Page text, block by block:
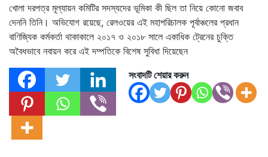
খোলা দরপত্র মূল্যায়ন কমিটির সদস্যদের ভূমিকা কী ছিল তা নিয়ে কোনো জবাব
দেননি তিনি। অভিযোগ রয়েছে, রেলওয়ের এই মহাপরিচালক পূর্বাঞ্চলের প্রধান
বাণিজ্যিক কর্মকর্তা থাকাকালে ২০১৭ ও ২০১৮ সালে একাধিক ট্রেনের চুক্তি
অবৈধভাবে নবায়ন করে এই দম্পতিকে বিশেষ সুবিধা দিয়েছেন
সংবাদটি শেয়ার করুন